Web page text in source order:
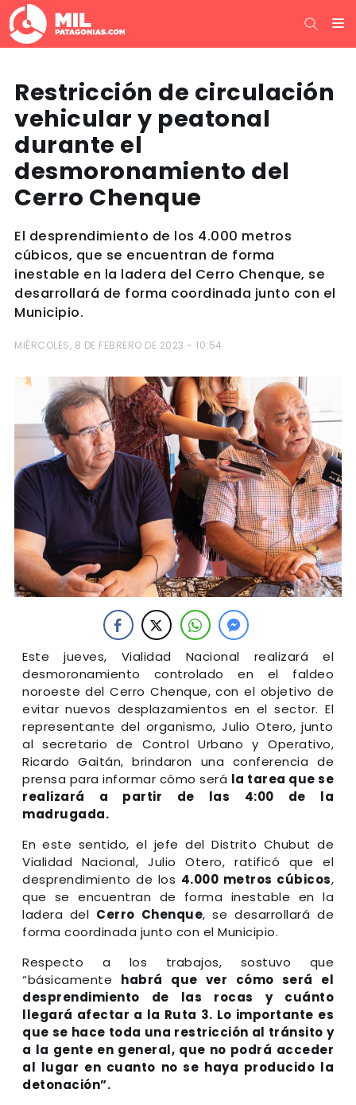
Restricción de circulación
vehicular y peatonal
durante el
desmoronamiento del
Cerro Chenque
El desprendimiento de los 4.000 metros
cúbicos, que se encuentran de forma
inestable en la ladera del Cerro Chenque, se
desarrollará de forma coordinada junto con el
Municipio.
MIÉRCOLES, 8 DE FEBRERO DE 2023 - 10:54
Este jueves, Vialidad Nacional realizará el
desmoronamiento controlado en el faldeo
noroeste del Cerro Chenque, con el objetivo de
evitar nuevos desplazamientos en el sector. El
representante del organismo, Julio Otero, junto
al secretario de Control Urbano y Operativo,
Ricardo Gaitán, brindaron una conferencia de
prensa para informar cómo será la tarea que se
realizará a partir de las 4:00 de la
madrugada.
En este sentido, el jefe del Distrito Chubut de
Vialidad Nacional, Julio Otero, ratificó que el
desprendimiento de los 4.000 metros cúbicos,
que se encuentran de forma inestable en la
ladera del Cerro Chenque, se desarrollará de
forma coordinada junto con el Municipio.
Respecto a los trabajos, sostuvo que
“básicamente habrá que ver cómo será el
desprendimiento de las rocas y cuánto
llegará afectar a la Ruta 3. Lo importante es
que se hace toda una restricción al tránsito y
a la gente en general, que no podrá acceder
al lugar en cuanto no se haya producido la
detonación”.